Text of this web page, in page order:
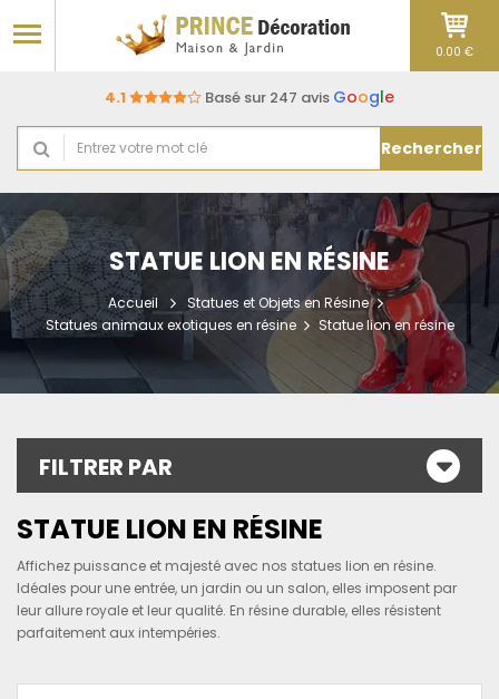
4.1 Basé sur 247 avis Google
Rechercher
0.00 €
STATUE LION EN RÉSINE
Accueil
Statues et Objets en Résine
Statues animaux exotiques en résine
Statue lion en résine
FILTRER PAR
STATUE LION EN RÉSINE
Affichez puissance et majesté avec nos statues lion en résine.
Idéales pour une entrée, un jardin ou un salon, elles imposent par
leur allure royale et leur qualité. En résine durable, elles résistent
parfaitement aux intempéries.